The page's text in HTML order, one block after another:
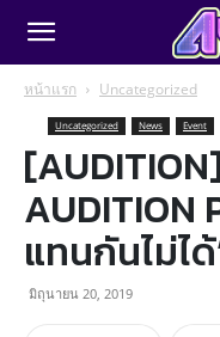
หน้าแรก Uncategorized
Uncategorized News Event
AUDITION
แทนกันไม่ไ
มิถุนายน 20, 2019